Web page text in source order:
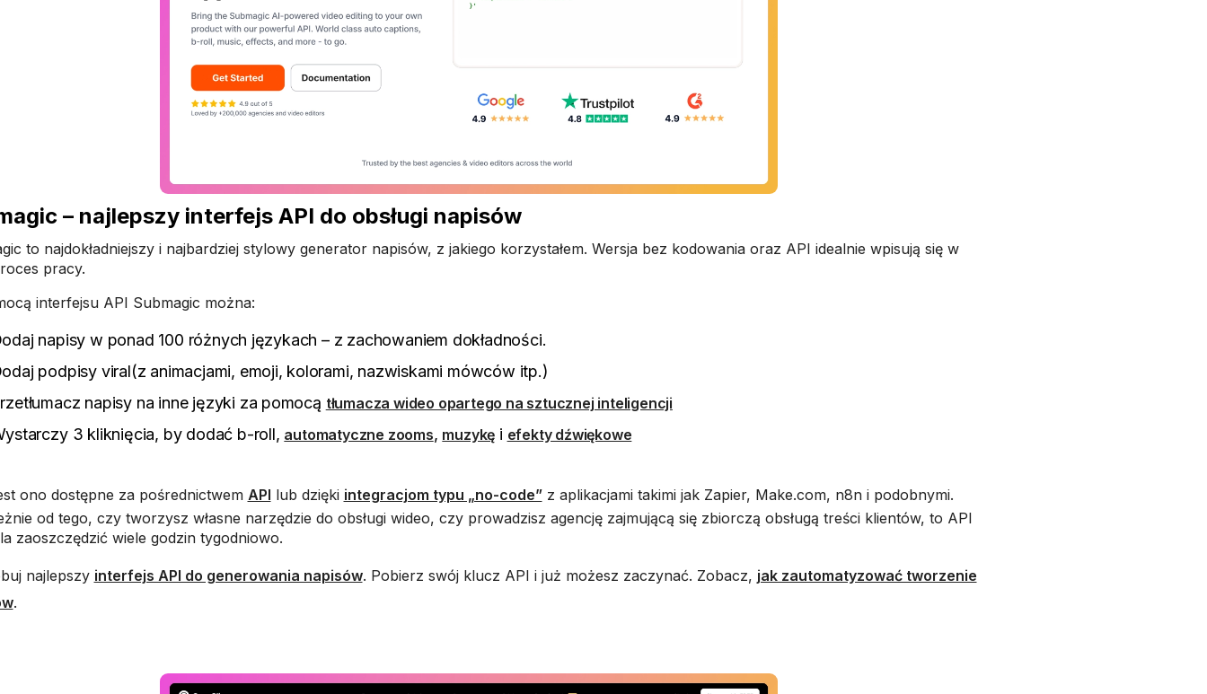
– najlepszy interfejs API do obsługi napisów
to najdokładniejszy i najbardziej stylowy generator napisów, z jakiego korzystałem. Wersja bez kodowania oraz API idealnie wpisują się w
pracy.
interfejsu API Submagic można:
napisy w ponad 100 różnych językach – z zachowaniem dokładności.
podpisy viral(z animacjami, emoji, kolorami, nazwiskami mówców itp.)
napisy na inne języki za pomocą tłumacza wideo opartego na sztucznej inteligencji
3 kliknięcia, by dodać b-roll, automatyczne zooms, muzykę i efekty dźwiękowe
ono dostępne za pośrednictwem API lub dzięki integracjom typu „no-code”z aplikacjami takimi jak Zapier, Make.com, n8n i podobnymi.
od tego, czy tworzysz własne narzędzie do obsługi wideo, czy prowadzisz agencję zajmującą się zbiorczą obsługą treści klientów, to API
zaoszczędzić wiele godzin tygodniowo.
najlepszy interfejs API do generowania napisów. Pobierz swój klucz API i już możesz zaczynać. Zobacz, jak zautomatyzować tworzenie
.